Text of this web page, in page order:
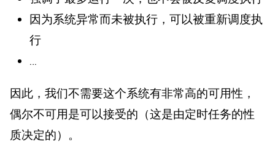
因为系统异常而未被执行，可以被重新调度执
行
…
因此，我们不需要这个系统有非常高的可用性，
偶尔不可用是可以接受的（这是由定时任务的性
质决定的）。